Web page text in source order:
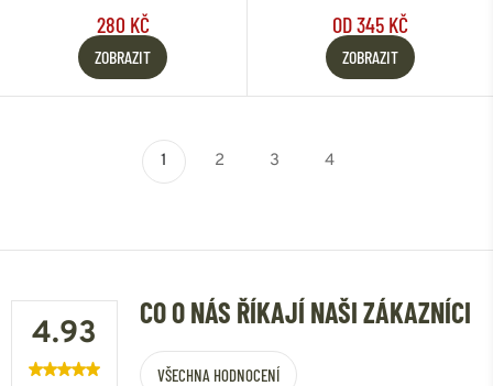
280 KČ
ZOBRAZIT
OD 345 KČ
ZOBRAZIT
1 2 3 4
4.93
CO O NÁS ŘÍKAJÍ NAŠI ZÁKAZNÍCI
VŠECHNA HODNOCENÍ